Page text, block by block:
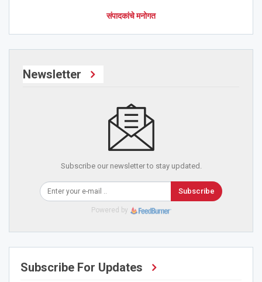
संपादकांचे मनोगत
Newsletter
Subscribe our newsletter to stay updated.
Subscribe
Powered by
Subscribe For Updates